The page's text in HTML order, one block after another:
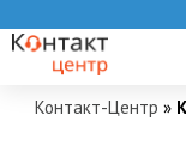
Контакт-Центр »